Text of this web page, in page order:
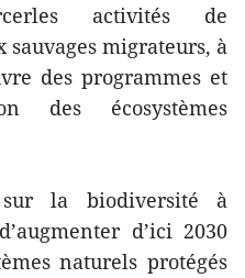
activités de
sauvages migrateurs, à
des programmes et
des écosystèmes
sur la biodiversité à
d’ici 2030
naturels protégés